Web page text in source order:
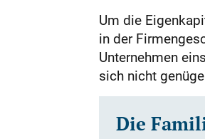
Um die
in der
Unternehmen
sich nicht
Die